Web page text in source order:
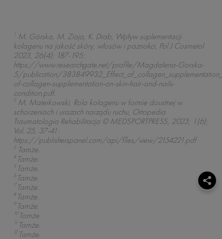
1M. Górska, M. Ziaja, K. Drab, Wpływ suplementacji
kolagenu na jakość skóry, włosów i paznokci, Pol J Cosmetol
2023, 26(4): 187-195:
https://www.researchgate.net/profile/Magdalena-Gorska-
5/publication/
of-collagen-supplementation-on-skin-hair-and-nails-
condition.pdf.
2M. Materkowski, Rola kolagenu w formie doustnej w
schorzeniach i urazach narządu ruchu, Ortopedia
Traumatologia Rehabilitacja © MEDSPORTPRESS, 2023; 1(6);
Vol. 25, 37-41:
https://publisherspanel.com/api/files/view/2154221.pdf
3Tamże.
4 Tamże.
5 Tamże.
6 Tamże.
7 Tamże.
8 Tamże.
9 Tamże.
10 Tamże.
11 Tamże.
12 Tamże.